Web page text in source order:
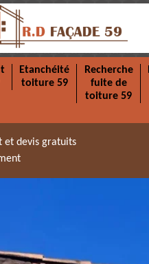
Etanchéité
toiture 59
Recherche
fuite de
toiture 59
et devis gratuits